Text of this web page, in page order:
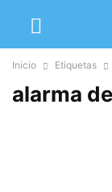
Inicio Etiquetas
alarma